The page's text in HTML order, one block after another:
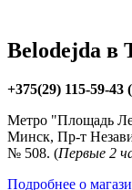
Belodejda в
+375(29) 115-59-
Метро "Площадь
Минск, Пр-т
№ 508. (Первые 2
Подробнее о